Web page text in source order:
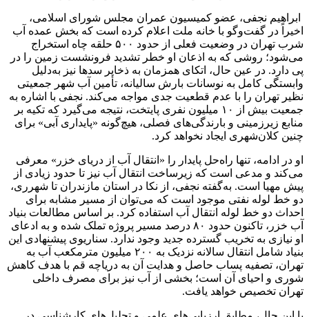
ابراهیم نجفی، عضو کمیسیون عمران مجلس شورای اسلامی،
اخیراً در گفت‌وگو با خانه ملت اعلام کرده است که بخش عمده آب
شرب تهران در وضعیت فعلی از حدود ۵۰۰ حلقه چاه استخراج
می‌شود؛ روشی که به اذعان او خطر تشدید فرونشست زمین را در
پی دارد. در عین حال، اتکای همزمان به ذخایر سدها نیز به‌دلیل
وابستگی کامل به نوسانات بارش سالیانه، تأمین آب شهر جمعیتی
نظیر تهران را با عدم قطعیت جدی مواجه می‌کند. نجفی با اشاره به
جمعیت بیش از ۱۰ میلیون نفری پایتخت، نتیجه می‌گیرد که تکیه بر
منابع زیرزمینی و بارندگی‌های فصلی، هیچ‌گونه «پایداری آبی» برای
چنین کلان‌شهری ایجاد نخواهد کرد.
او در ادامه، تنها راه‌حل پایدار را «انتقال آب از دریای خزر» معرفی
می‌کند و مدعی است که زیرساخت انتقال آب نیز تا حدود زیادی از
پیش مهیا است. به‌گفته نجفی، از نکا در استان مازندران تا شهرری،
دو خط لوله نفتی موجود است که می‌توان از مسیر مشابه برای
احداث دو خط لوله انتقال آب استفاده کرد. بر اساس مطالعات بنیاد
آب خزر، تاکنون حدود ۸۰ درصد مسیر پروژه تملک شده و به ادعای
او نیازی به تخریب گسترده جدید وجود ندارد. سناریوی پیشنهادی این
بنیاد شامل انتقال سالانه نزدیک به ۲۰۰ میلیون مترمکعب آب به
تهران، تصفیه پساب حاصل و هدایت آن به دریاچه قم با هدف کاهش
شوری و احیای آن است؛ بخشی از آب نیز برای مصرف داخلی
تهران تخصیص خواهد یافت.